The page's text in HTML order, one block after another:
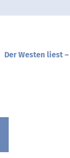
Der Westen liest –